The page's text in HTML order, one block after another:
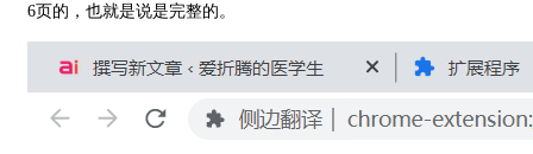
6页的，也就是说是完整的。